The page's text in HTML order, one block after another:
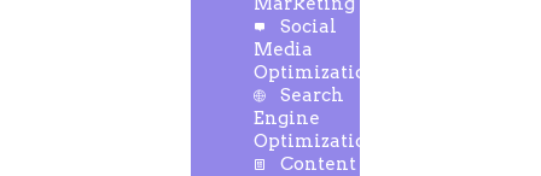
Social
Media
Optimization
Search
Engine
Optimization
Content